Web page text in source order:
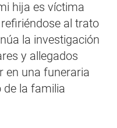
hija es víctima
al trato
la investigación
y allegados
en una funeraria
de la familia